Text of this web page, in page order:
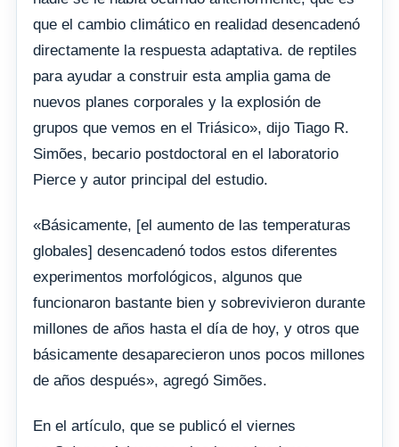
que el cambio climático en realidad desencadenó
directamente la respuesta adaptativa. de reptiles
para ayudar a construir esta amplia gama de
nuevos planes corporales y la explosión de
grupos que vemos en el Triásico», dijo Tiago R.
Simões, becario postdoctoral en el laboratorio
Pierce y autor principal del estudio.
«Básicamente, [el aumento de las temperaturas
globales] desencadenó todos estos diferentes
experimentos morfológicos, algunos que
funcionaron bastante bien y sobrevivieron durante
millones de años hasta el día de hoy, y otros que
básicamente desaparecieron unos pocos millones
de años después», agregó Simões.
En el artículo, que se publicó el viernes